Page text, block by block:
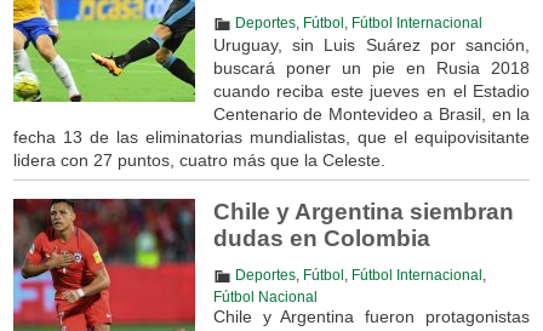
Deportes, Fútbol Fútbol Internacional
Uruguay, sin Luis Suárez por sanción,
buscará poner un pie en Rusia 2018
cuando reciba este jueves en el Estadio
Centenario de Montevideo a Brasil, en la
fecha 13 de las eliminatorias mundialistas, que el equipovisitante
lidera con 27 puntos, cuatro más que la Celeste.
Chile y Argentina siembran
dudas en Colombia
Deportes, Fútbol Fútbol Internacional
Fútbol Nacional
Chile y Argentina fueron protagonistas